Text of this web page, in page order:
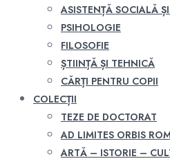
ASISTENȚĂ SOCIALĂ
PSIHOLOGIE
FILOSOFIE
ȘTIINȚĂ ȘI TEHNICĂ
CĂRȚI PENTRU COPII
COLECȚII
TEZE DE DOCTORAT
AD LIMITES ORBIS
ARTĂ – ISTORIE –